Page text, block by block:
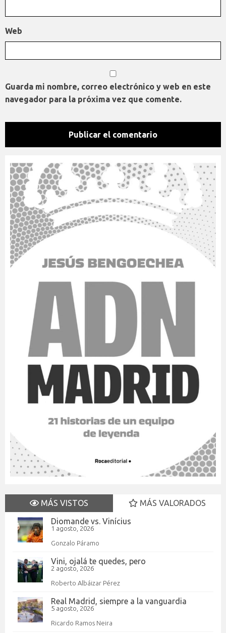
Web
Guarda mi nombre, correo electrónico y web en este
navegador para la próxima vez que comente.
MÁS VISTOS
MÁS VALORADOS
Diomande vs. Vinícius
1 agosto, 2026
Gonzalo Páramo
Vini, ojalá te quedes, pero
2 agosto, 2026
Roberto Albáizar Pérez
Real Madrid, siempre a la vanguardia
5 agosto, 2026
Ricardo Ramos Neira